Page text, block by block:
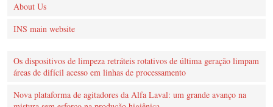
About Us
INS main website
Os dispositivos de limpeza retráteis rotativos de última geração limpam
áreas de difícil acesso em linhas de processamento
Nova plataforma de agitadores da Alfa Laval: um grande avanço na